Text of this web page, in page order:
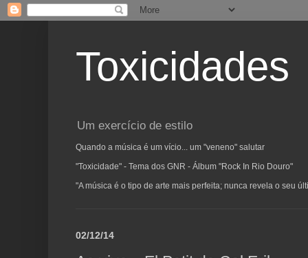
Toxicidades
Um exercício de estilo
Quando a música é um vício... um "veneno" salutar
"Toxicidade" - Tema dos GNR - Álbum "Rock In Rio Douro"
"A música é o tipo de arte mais perfeita; nunca revela o seu
02/12/14